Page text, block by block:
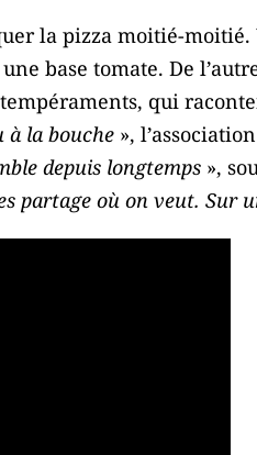
la pizza moitié-
base tomate. De
qui
à la bouche »,
depuis longtemps »,
partage où on veut. Sur